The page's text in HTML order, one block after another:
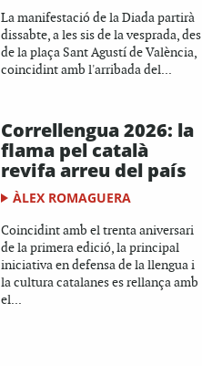
La manifestació de la Diada partirà
dissabte, a les sis de la vesprada, des
de la plaça Sant Agustí de València,
coincidint amb l'arribada del...
Correllengua 2026: la
flama pel català
revifa arreu del país
ÀLEX ROMAGUERA
Coincidint amb el trenta aniversari
de la primera edició, la principal
iniciativa en defensa de la llengua i
la cultura catalanes es rellança amb
el...